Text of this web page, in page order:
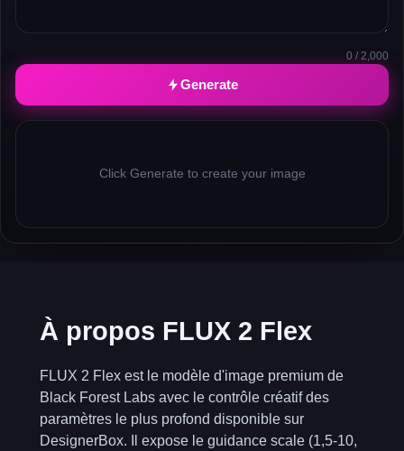
0 / 2,000
Generate
Click Generate to create your image
À propos FLUX 2 Flex
FLUX 2 Flex est le modèle d'image premium de
Black Forest Labs avec le contrôle créatif des
paramètres le plus profond disponible sur
DesignerBox. Il expose le guidance scale (1,5-10,